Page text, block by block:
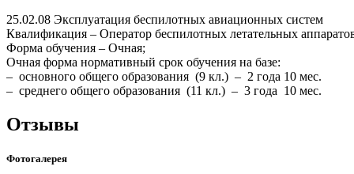
25.02.08 Эксплуатация беспилотных авиационных систем
Квалификация – Оператор беспилотных летательных
Форма обучения – Очная;
Очная форма нормативный срок обучения на базе:
– основного общего образования (9 кл.) – 2 года 10 мес.
– среднего общего образования (11 кл.) – 3 года 10 мес.
Отзывы
Фотогалерея